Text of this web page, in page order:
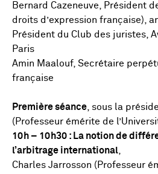
Bernard Cazeneuve, Président
droits d’expression française),
Président du Club des juristes,
Paris
Amin Maalouf, Secrétaire
française
Première séance , sous la
(Professeur émérite de
10h – 10h30 : La notion de
l’arbitrage international
Charles Jarrosson (Professeur